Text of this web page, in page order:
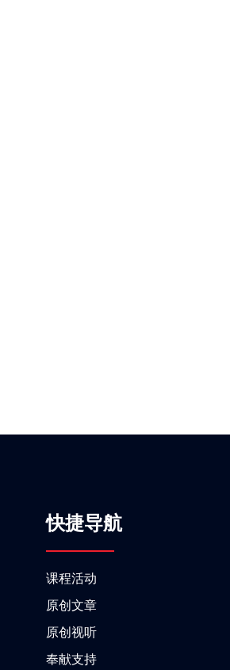
快捷导航
课程活动
原创文章
原创视听
奉献支持